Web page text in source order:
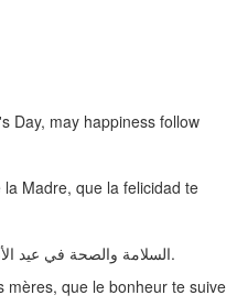
Day, may happiness follow
Madre, que la felicidad te
السلامة والصحة في عيد الأم، ولتتبعكِ السعادة كل يوم.
mères, que le bonheur te suive